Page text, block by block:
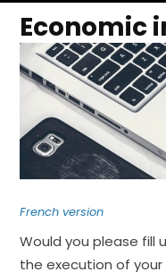
Accueil
Actualités
Projets
Proposez
Vous Avez
Tournage
Economic
French version
Would you please fill
the execution of